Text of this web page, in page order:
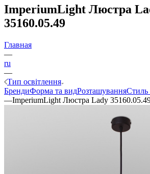
ImperiumLight Люстра
35160.05.49
Главная
—
ru
—
Тип освітлення
БрендиФорма та видРозташуванняСтиль
—ImperiumLight Люстра Lady